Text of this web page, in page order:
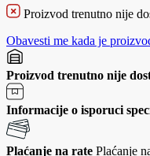
Proizvod trenutno nije
Obavesti me kada je
Proizvod trenutno nije
Informacije o isporuci
Plaćanje na rate Plaćanje